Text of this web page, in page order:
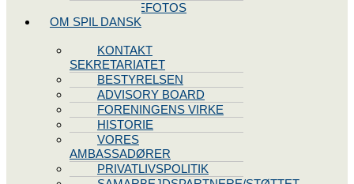
PRESSEFOTOS
OM SPIL DANSK
KONTAKT
SEKRETARIATET
BESTYRELSEN
ADVISORY BOARD
FORENINGENS VIRKE
HISTORIE
VORES
AMBASSADØRER
PRIVATLIVSPOLITIK